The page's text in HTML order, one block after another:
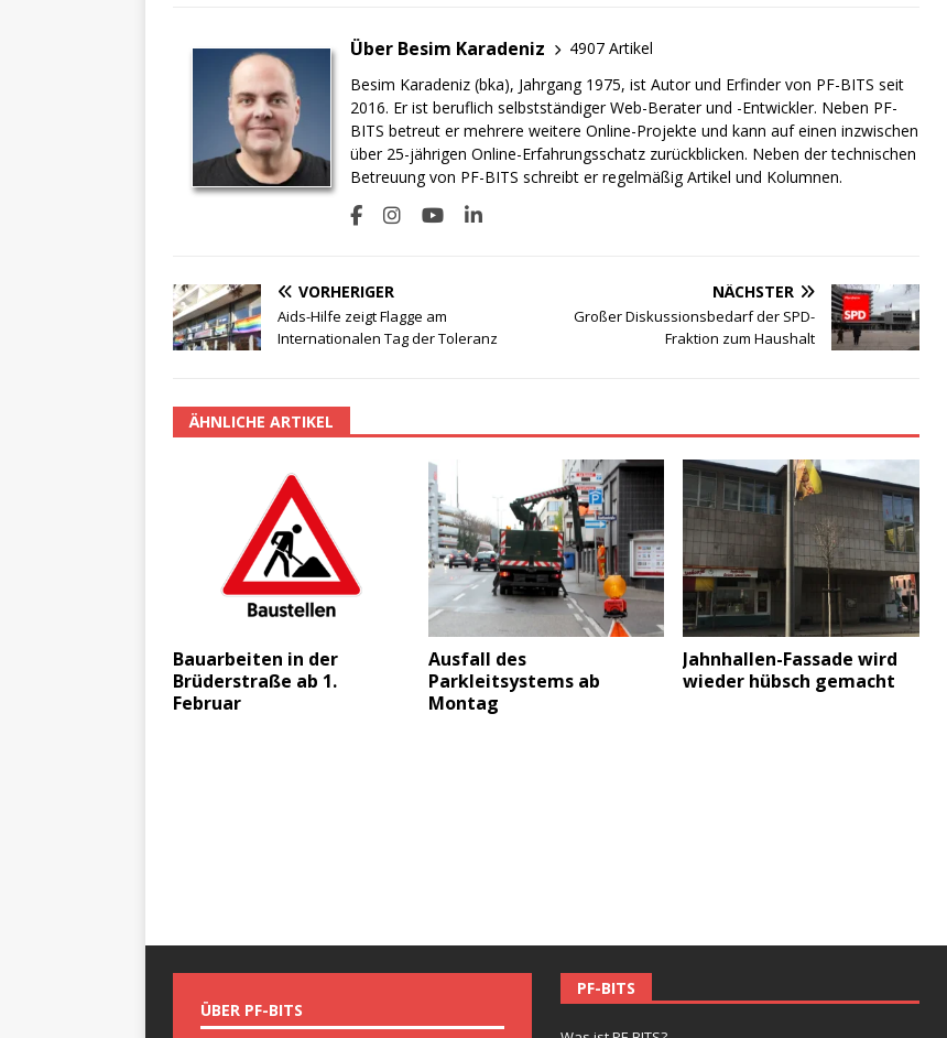
Über Besim Karadeniz
4907 Artikel
Besim Karadeniz (bka), Jahrgang 1975, ist Autor und Erfinder von PF-BITS seit
2016. Er ist beruflich selbstständiger Web-Berater und -Entwickler. Neben PF-
BITS betreut er mehrere weitere Online-Projekte und kann auf einen inzwischen
über 25-jährigen Online-Erfahrungsschatz zurückblicken. Neben der technischen
Betreuung von PF-BITS schreibt er regelmäßig Artikel und Kolumnen.
VORHERIGER
Aids-Hilfe zeigt Flagge am
Internationalen Tag der Toleranz
NÄCHSTER
Großer Diskussionsbedarf der SPD-
Fraktion zum Haushalt
ÄHNLICHE ARTIKEL
Bauarbeiten in der
Brüderstraße ab 1.
Februar
Ausfall des
Parkleitsystems ab
Montag
Jahnhallen-Fassade wird
wieder hübsch gemacht
ÜBER PF-BITS
PF-BITS